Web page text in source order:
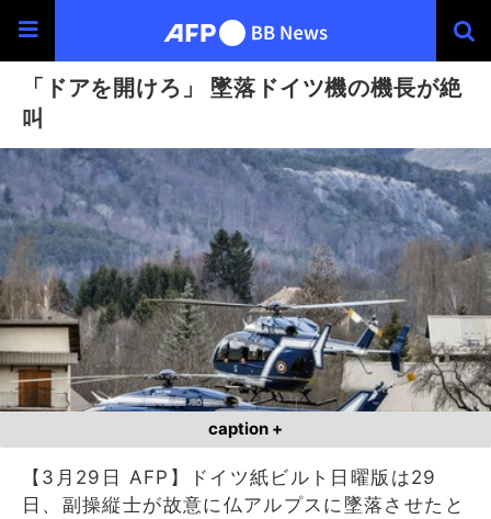
「ドアを開けろ」 墜落ドイツ機の機長が絶
叫
caption +
【3月29日 AFP】ドイツ紙ビルト日曜版は29
日、副操縦士が故意に仏アルプスに墜落させたと